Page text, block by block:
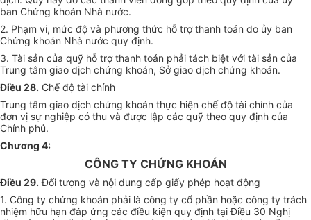
ban Chứng khoán Nhà nước.
2. Phạm vi, mức độ và phương thức hỗ trợ thanh toán do ủy ban
Chứng khoán Nhà nước quy định.
3. Tài sản của quỹ hỗ trợ thanh toán phải tách biệt với tài sản của
Trung tâm giao dịch chứng khoán, Sở giao dịch chứng khoán.
Điều 28. Chế độ tài chính
Trung tâm giao dịch chứng khoán thực hiện chế độ tài chính của
đơn vị sự nghiệp có thu và được lập các quỹ theo quy định của
Chính phủ.
Chương 4:
CÔNG TY CHỨNG KHOÁN
Điều 29. Đối tượng và nội dung cấp giấy phép hoạt động
1. Công ty chứng khoán phải là công ty cổ phần hoặc công ty trách
nhiệm hữu hạn đáp ứng các điều kiện quy định tại Điều 30 Nghị